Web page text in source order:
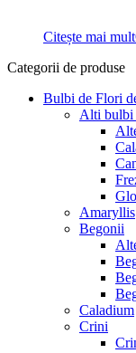
Citește mai mult
Categorii de produse
Bulbi de Flori
Alti bulbi
Amaryllis
Begonii
Caladium
Crini